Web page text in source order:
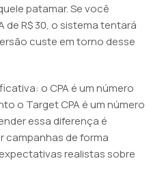
patamar. Se você
de R$ 30, o sistema tentará
custe em torno desse
o CPA é um número
o Target CPA é um número
essa diferença é
campanhas de forma
realistas sobre